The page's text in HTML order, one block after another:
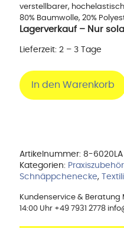
verstellbarer,
80% Baumwolle, 20%
Lagerverkauf – Nur
Lieferzeit: 2 – 3 Tage
In den Warenkorb
Artikelnummer: 8-6020LA
Kategorien:
Schnäppchenecke,
Kundenservice & Beratung
14:00 Uhr +49 7931 2778